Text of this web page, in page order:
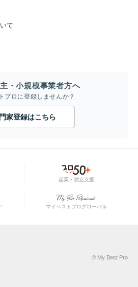
て
・小規模事業者方へ
プロに登録しませんか？
家登録はこちら
起業・独立支援
マイベストプログローバル
© My Best Pro